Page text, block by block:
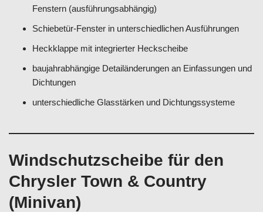
Fenstern (ausführungsabhängig)
Schiebetür-Fenster in unterschiedlichen Ausführungen
Heckklappe mit integrierter Heckscheibe
baujahrabhängige Detailänderungen an Einfassungen und
Dichtungen
unterschiedliche Glasstärken und Dichtungssysteme
Windschutzscheibe für den
Chrysler Town & Country
(Minivan)